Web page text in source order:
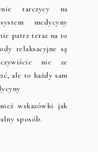
tarczycy na
medycyny
patrz teraz na to
relaksacyjne są
nie ze
ale to każdy sam
wskazówki jak
sposób.